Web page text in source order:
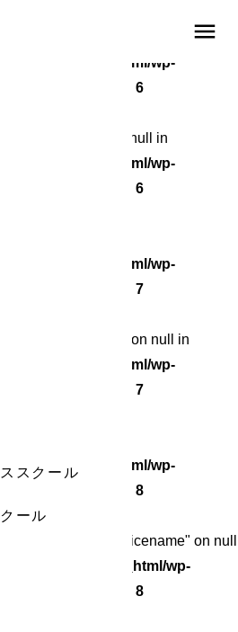
menu
スクール
ール
public_html/wp-
6
"cat_ID" on null in
public_html/wp-
single.php
6
0 in
public_html/wp-
single.php
7
property "cat_name" on null in
public_html/wp-
single.php
7
0 in
public_html/wp-
8
"category_nicename" on null
public_html/wp-
8